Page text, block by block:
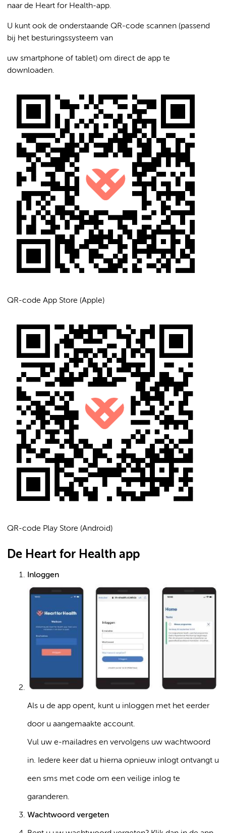
naar de Heart for Health-app.
U kunt ook de onderstaande QR-code scannen (passend
bij het besturingssysteem van
uw smartphone of tablet) om direct de app te
downloaden.
QR-code App Store (Apple)
QR-code Play Store (Android)
De Heart for Health app
Inloggen
Als u de app opent, kunt u inloggen met het eerder
door u aangemaakte account.
Vul uw e-mailadres en vervolgens uw wachtwoord
in. Iedere keer dat u hierna opnieuw inlogt ontvangt u
een sms met code om een veilige inlog te
garanderen.
Wachtwoord vergeten